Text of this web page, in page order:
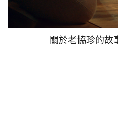
關於老協珍的故